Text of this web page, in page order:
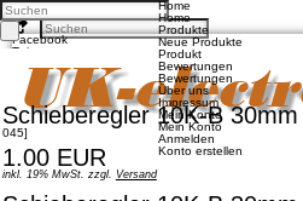
Facebook
Twitter
Pinterest
Kontakt
Unsere AGB
Zahlung und Versand
Privatsphäre und Datenschutz
Home
Home
Produkte
Neue Produkte
Produkt
Bewertungen
Bewertungen
Über uns
Impressum
Mein Konto
Mein Konto
Anmelden
Konto erstellen
Schieberegler 10K-B
045]
1.00 EUR
inkl. 19% MwSt. zzgl. Versand